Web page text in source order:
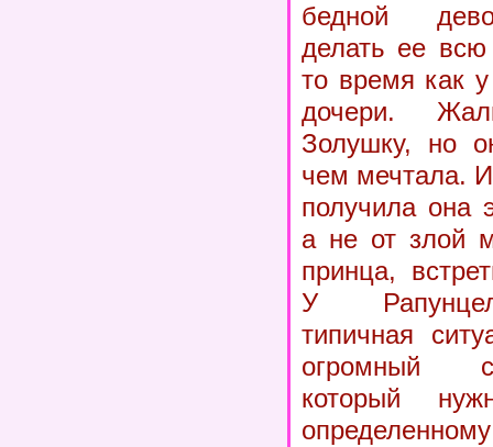
бедной
делать ее
то время как
дочери.
Золушку, но
чем мечтала.
получила она
а не от злой
принца,
У
типичная
огромный
который